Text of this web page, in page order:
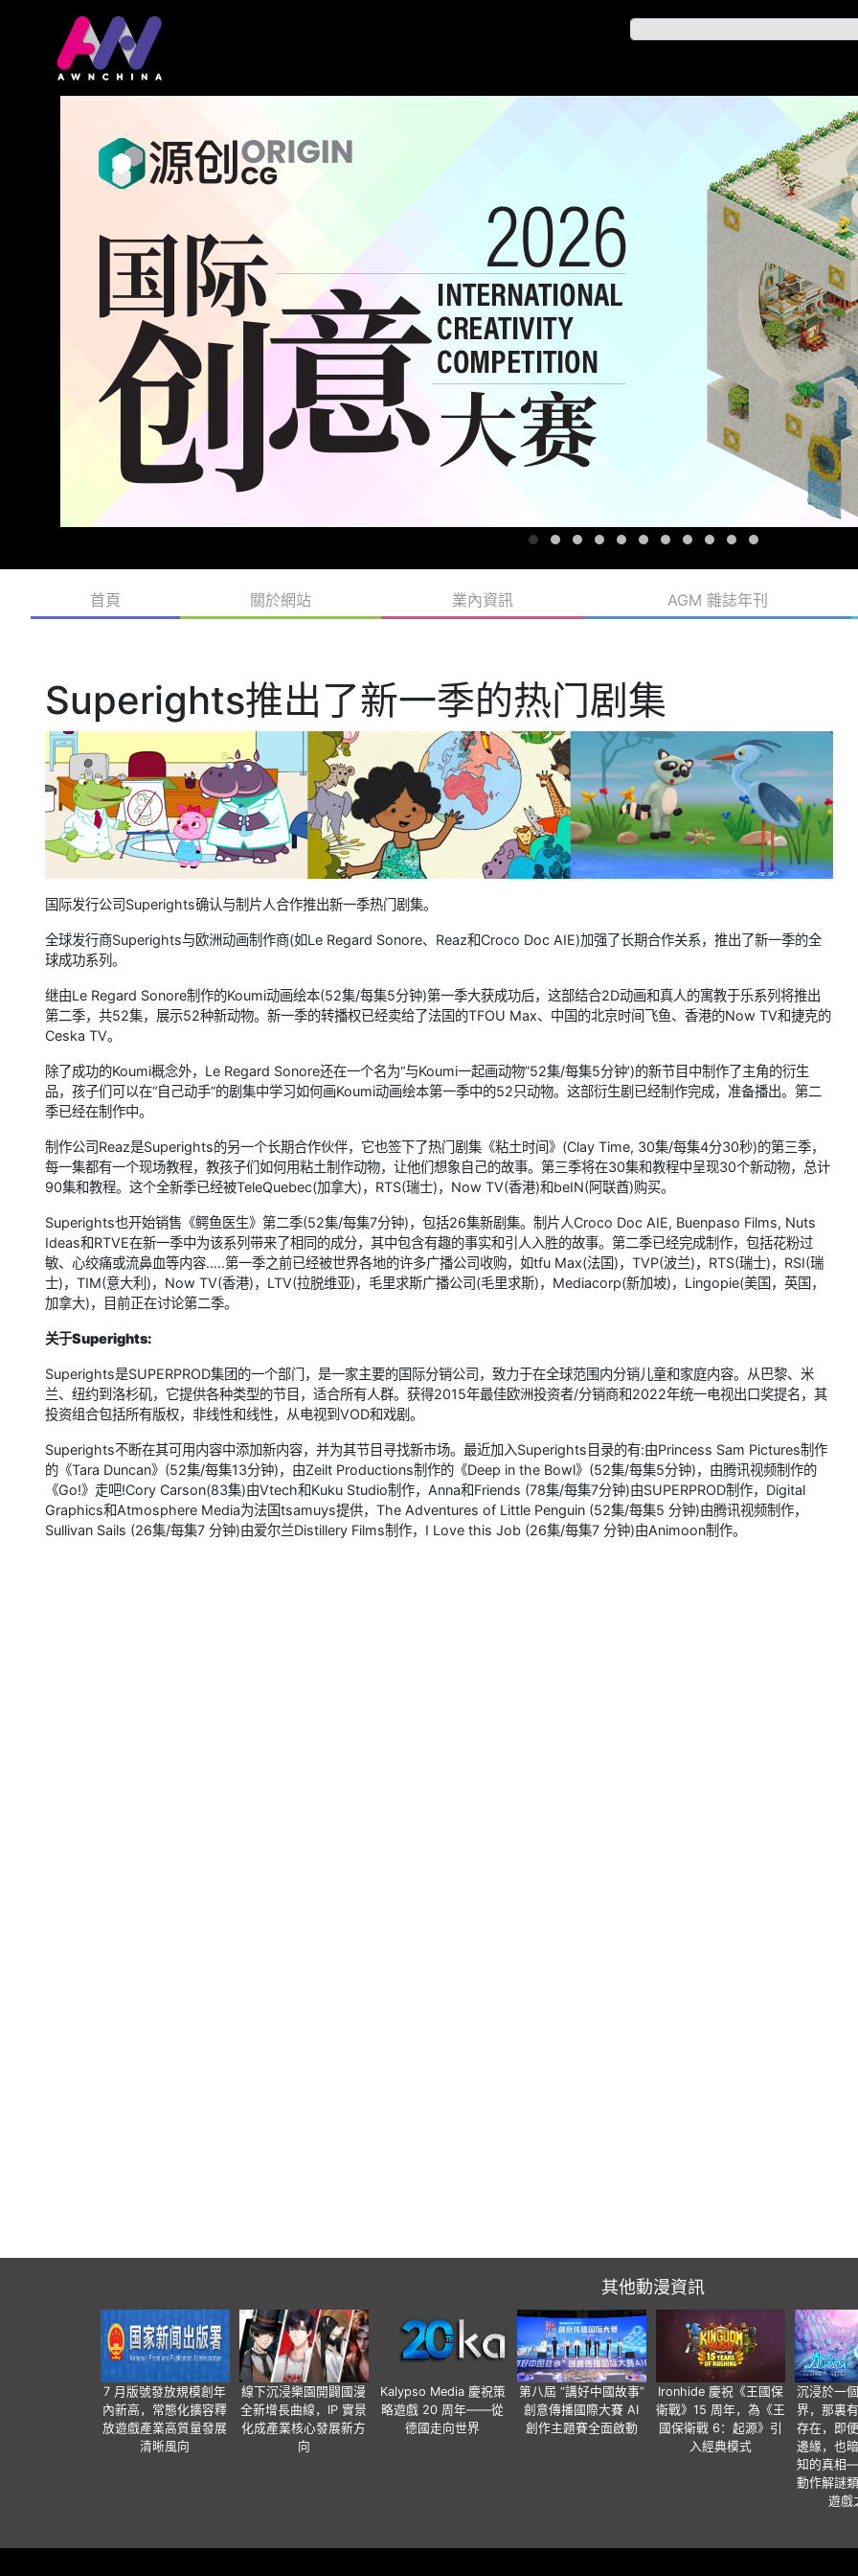
首頁 關於網站 業內資訊 AGM 雜誌年刊
Superights推出了新一季的热门剧集
国际发行公司Superights确认与制片人合作推出新一季热门剧集。
全球发行商Superights与欧洲动画制作商(如Le Regard Sonore、Reaz和Croco Doc AIE)加强了长期合作关系，推出了新一季的全
球成功系列。
继由Le Regard Sonore制作的Koumi动画绘本(52集/每集5分钟)第一季大获成功后，这部结合2D动画和真人的寓教于乐系列将推出
第二季，共52集，展示52种新动物。新一季的转播权已经卖给了法国的TFOU Max、中国的北京时间飞鱼、香港的Now TV和捷克的
Ceska TV。
除了成功的Koumi概念外，Le Regard Sonore还在一个名为“与Koumi一起画动物”52集/每集5分钟’)的新节目中制作了主角的衍生
品，孩子们可以在“自己动手”的剧集中学习如何画Koumi动画绘本第一季中的52只动物。这部衍生剧已经制作完成，准备播出。第二
季已经在制作中。
制作公司Reaz是Superights的另一个长期合作伙伴，它也签下了热门剧集《粘土时间》(Clay Time, 30集/每集4分30秒)的第三季，
每一集都有一个现场教程，教孩子们如何用粘土制作动物，让他们想象自己的故事。第三季将在30集和教程中呈现30个新动物，总计
90集和教程。这个全新季已经被TeleQuebec(加拿大)，RTS(瑞士)，Now TV(香港)和beIN(阿联酋)购买。
Superights也开始销售《鳄鱼医生》第二季(52集/每集7分钟)，包括26集新剧集。制片人Croco Doc AIE, Buenpaso Films, Nuts
Ideas和RTVE在新一季中为该系列带来了相同的成分，其中包含有趣的事实和引人入胜的故事。第二季已经完成制作，包括花粉过
敏、心绞痛或流鼻血等内容…..第一季之前已经被世界各地的许多广播公司收购，如tfu Max(法国)，TVP(波兰)，RTS(瑞士)，RSI(瑞
士)，TIM(意大利)，Now TV(香港)，LTV(拉脱维亚)，毛里求斯广播公司(毛里求斯)，Mediacorp(新加坡)，Lingopie(美国，英国，
加拿大)，目前正在讨论第二季。
关于Superights:
Superights是SUPERPROD集团的一个部门，是一家主要的国际分销公司，致力于在全球范围内分销儿童和家庭内容。从巴黎、米
兰、纽约到洛杉矶，它提供各种类型的节目，适合所有人群。获得2015年最佳欧洲投资者/分销商和2022年统一电视出口奖提名，其
投资组合包括所有版权，非线性和线性，从电视到VOD和戏剧。
Superights不断在其可用内容中添加新内容，并为其节目寻找新市场。最近加入Superights目录的有:由Princess Sam Pictures制作
的《Tara Duncan》(52集/每集13分钟)，由Zeilt Productions制作的《Deep in the Bowl》(52集/每集5分钟)，由腾讯视频制作的
《Go!》走吧!Cory Carson(83集)由Vtech和Kuku Studio制作，Anna和Friends (78集/每集7分钟)由SUPERPROD制作，Digital
Graphics和Atmosphere Media为法国tsamuys提供，The Adventures of Little Penguin (52集/每集5 分钟)由腾讯视频制作，
Sullivan Sails (26集/每集7 分钟)由爱尔兰Distillery Films制作，I Love this Job (26集/每集7 分钟)由Animoon制作。
其他動漫資訊
7 月版號發放規模創年
內新高，常態化擴容釋
放遊戲產業高質量發展
清晰風向
線下沉浸樂園開闢國漫
全新增長曲線，IP 實景
化成產業核心發展新方
向
Kalypso Media 慶祝策
略遊戲 20 周年——從
德國走向世界
第八屆 “講好中國故事”
創意傳播國際大賽 AI
創作主題賽全面啟動
Ironhide 慶祝《王國保
衛戰》15 周年，為《王
國保衛戰 6：起源》引
入經典模式
沉浸於一
界，那裏
存在，即
邊緣，也
知的真相
動作解謎
遊戲